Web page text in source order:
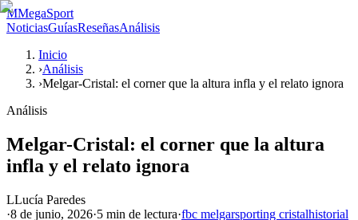
MMegaSport
NoticiasGuíasReseñasAnálisis
Inicio
›Análisis
›Melgar-Cristal: el corner que la altura infla y el relato ignora
Análisis
Melgar-Cristal: el corner que la altura
infla y el relato ignora
LLucía Paredes
·8 de junio, 2026·5 min de lectura·fbc melgarsporting cristalhistorial